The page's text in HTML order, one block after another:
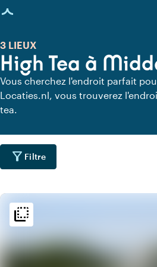
chargée
High Tea à
3 LIEUX
Vous cherchez l'endroit parfait
Locaties.nl, vous trouverez
tea.
filter_alt Filtre
flip_to_back
flip_to_back